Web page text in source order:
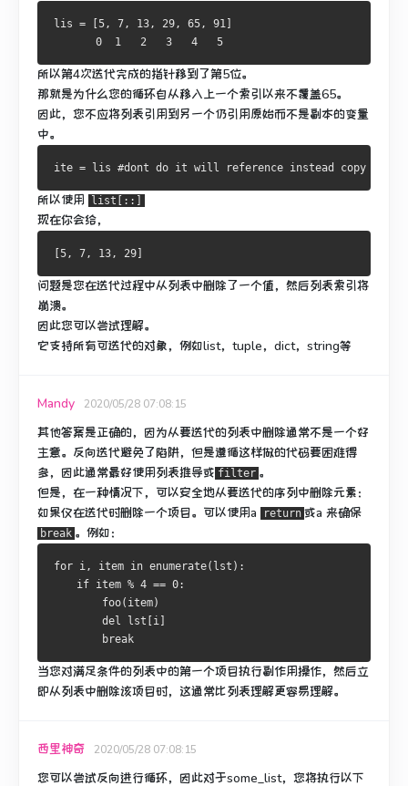
lis = 5, 7, 13, 29, 65, 91
0
1 2 3 4 5
所以第4次迭代完成的指针移到了第5位。
那就是为什么您的循环自从移入上一个索引以来不覆盖65。
因此，您不应将列表引用到另一个仍引用原始而不是副本的变量
中。
ite = lis #dont do it will reference instead copy
所以使用 list[::]
现在你会给，
5, 7, 13, 29
问题是您在迭代过程中从列表中删除了一个值，然后列表索引将
崩溃。
因此您可以尝试理解。
它支持所有可迭代的对象，例如list，tuple，dict，string等
Mandy 2020/05/28 07:08:15
其他答案是正确的，因为从要迭代的列表中删除通常不是一个好
主意。 反向迭代避免了陷阱，但是遵循这样做的代码要困难得
多，因此通常最好使用列表推导或 filter 。
但是，在一种情况下，可以安全地从要迭代的序列中删除元素：
如果仅在迭代时删除一个项目。 可以使用a return 或a 来确保
break 。 例如：
for i, item in enumerate( lst ):
if item % 4 == 0:
        foo
( item)
del lst i
break
当您对满足条件的列表中的第一个项目执行副作用操作，然后立
即从列表中删除该项目时，这通常比列表理解更容易理解。
西里神奇 2020/05/28 07:08:15
您可以尝试反向进行循环，因此对于some_list，您将执行以下